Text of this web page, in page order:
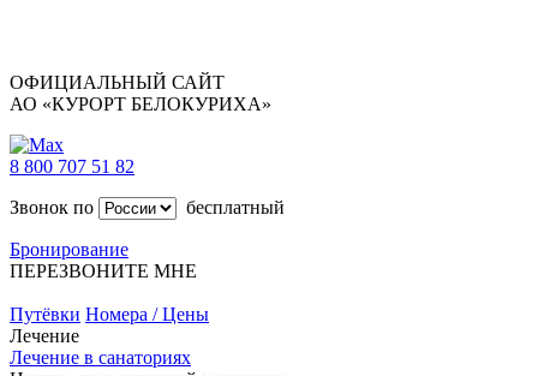
ОФИЦИАЛЬНЫЙ САЙТ
АО «КУРОРТ БЕЛОКУРИХА»
8 800 707 51 82
Звонок по
бесплатный
Бронирование
ПЕРЕЗВОНИТЕ МНЕ
Путёвки Номера / Цены
Лечение
Лечение в санаториях